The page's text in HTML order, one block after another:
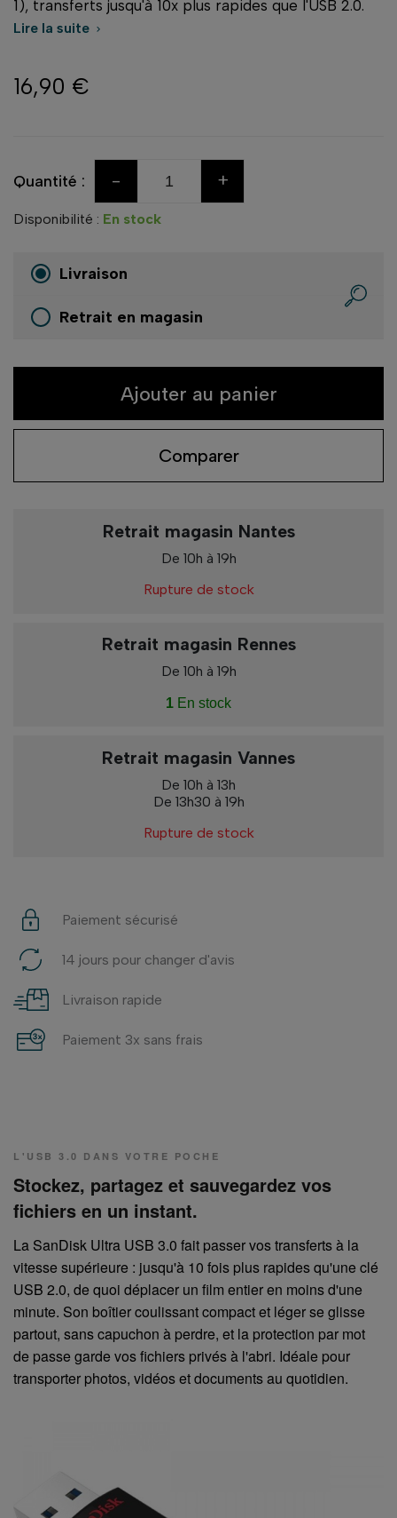
1), transferts jusqu'à 10x plus rapides que l'USB 2.0.
Lire la suite 
16,90 €
Quantité : - +
Disponibilité : En stock
Livraison
Retrait en magasin
Ajouter au panier
Comparer
Retrait magasin Nantes
De 10h à 19h
Rupture de stock
Retrait magasin Rennes
De 10h à 19h
1 En stock
Retrait magasin Vannes
De 10h à 13h
De 13h30 à 19h
Rupture de stock
Paiement sécurisé
14 jours pour changer d'avis
Livraison rapide
Paiement 3x sans frais
L'USB 3.0 DANS VOTRE POCHE
Stockez, partagez et sauvegardez vos
fichiers en un instant.
La SanDisk Ultra USB 3.0 fait passer vos transferts à la
vitesse supérieure : jusqu'à 10 fois plus rapides qu'une clé
USB 2.0, de quoi déplacer un film entier en moins d'une
minute. Son boîtier coulissant compact et léger se glisse
partout, sans capuchon à perdre, et la protection par mot
de passe garde vos fichiers privés à l'abri. Idéale pour
transporter photos, vidéos et documents au quotidien.